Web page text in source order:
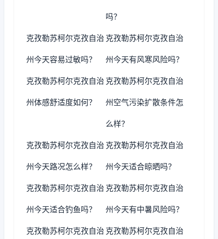
吗？
克孜勒苏柯尔克孜自治
州今天容易过敏吗？
克孜勒苏柯尔克孜自治
州今天有风寒风险吗？
克孜勒苏柯尔克孜自治
州体感舒适度如何？
克孜勒苏柯尔克孜自治
州空气污染扩散条件怎
么样？
克孜勒苏柯尔克孜自治
州今天路况怎么样？
克孜勒苏柯尔克孜自治
州今天适合晾晒吗？
克孜勒苏柯尔克孜自治
州今天适合钓鱼吗？
克孜勒苏柯尔克孜自治
州今天有中暑风险吗？
克孜勒苏柯尔克孜自治 克孜勒苏柯尔克孜自治